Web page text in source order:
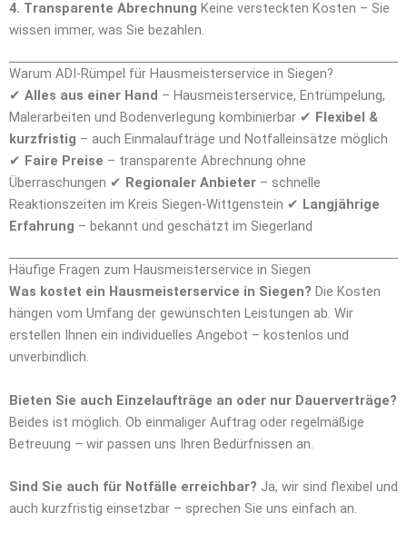
4. Transparente Abrechnung Keine versteckten Kosten – Sie
wissen immer, was Sie bezahlen.
Warum ADI-Rümpel für Hausmeisterservice in Siegen?
✔ Alles aus einer Hand – Hausmeisterservice, Entrümpelung,
Malerarbeiten und Bodenverlegung kombinierbar ✔ Flexibel &
kurzfristig – auch Einmalaufträge und Notfalleinsätze möglich
✔ Faire Preise – transparente Abrechnung ohne
Überraschungen ✔ Regionaler Anbieter – schnelle
Reaktionszeiten im Kreis Siegen-Wittgenstein ✔ Langjährige
Erfahrung – bekannt und geschätzt im Siegerland
Häufige Fragen zum Hausmeisterservice in Siegen
Was kostet ein Hausmeisterservice in Siegen? Die Kosten
hängen vom Umfang der gewünschten Leistungen ab. Wir
erstellen Ihnen ein individuelles Angebot – kostenlos und
unverbindlich.
Bieten Sie auch Einzelaufträge an oder nur Dauerverträge?
Beides ist möglich. Ob einmaliger Auftrag oder regelmäßige
Betreuung – wir passen uns Ihren Bedürfnissen an.
Sind Sie auch für Notfälle erreichbar? Ja, wir sind flexibel und
auch kurzfristig einsetzbar – sprechen Sie uns einfach an.